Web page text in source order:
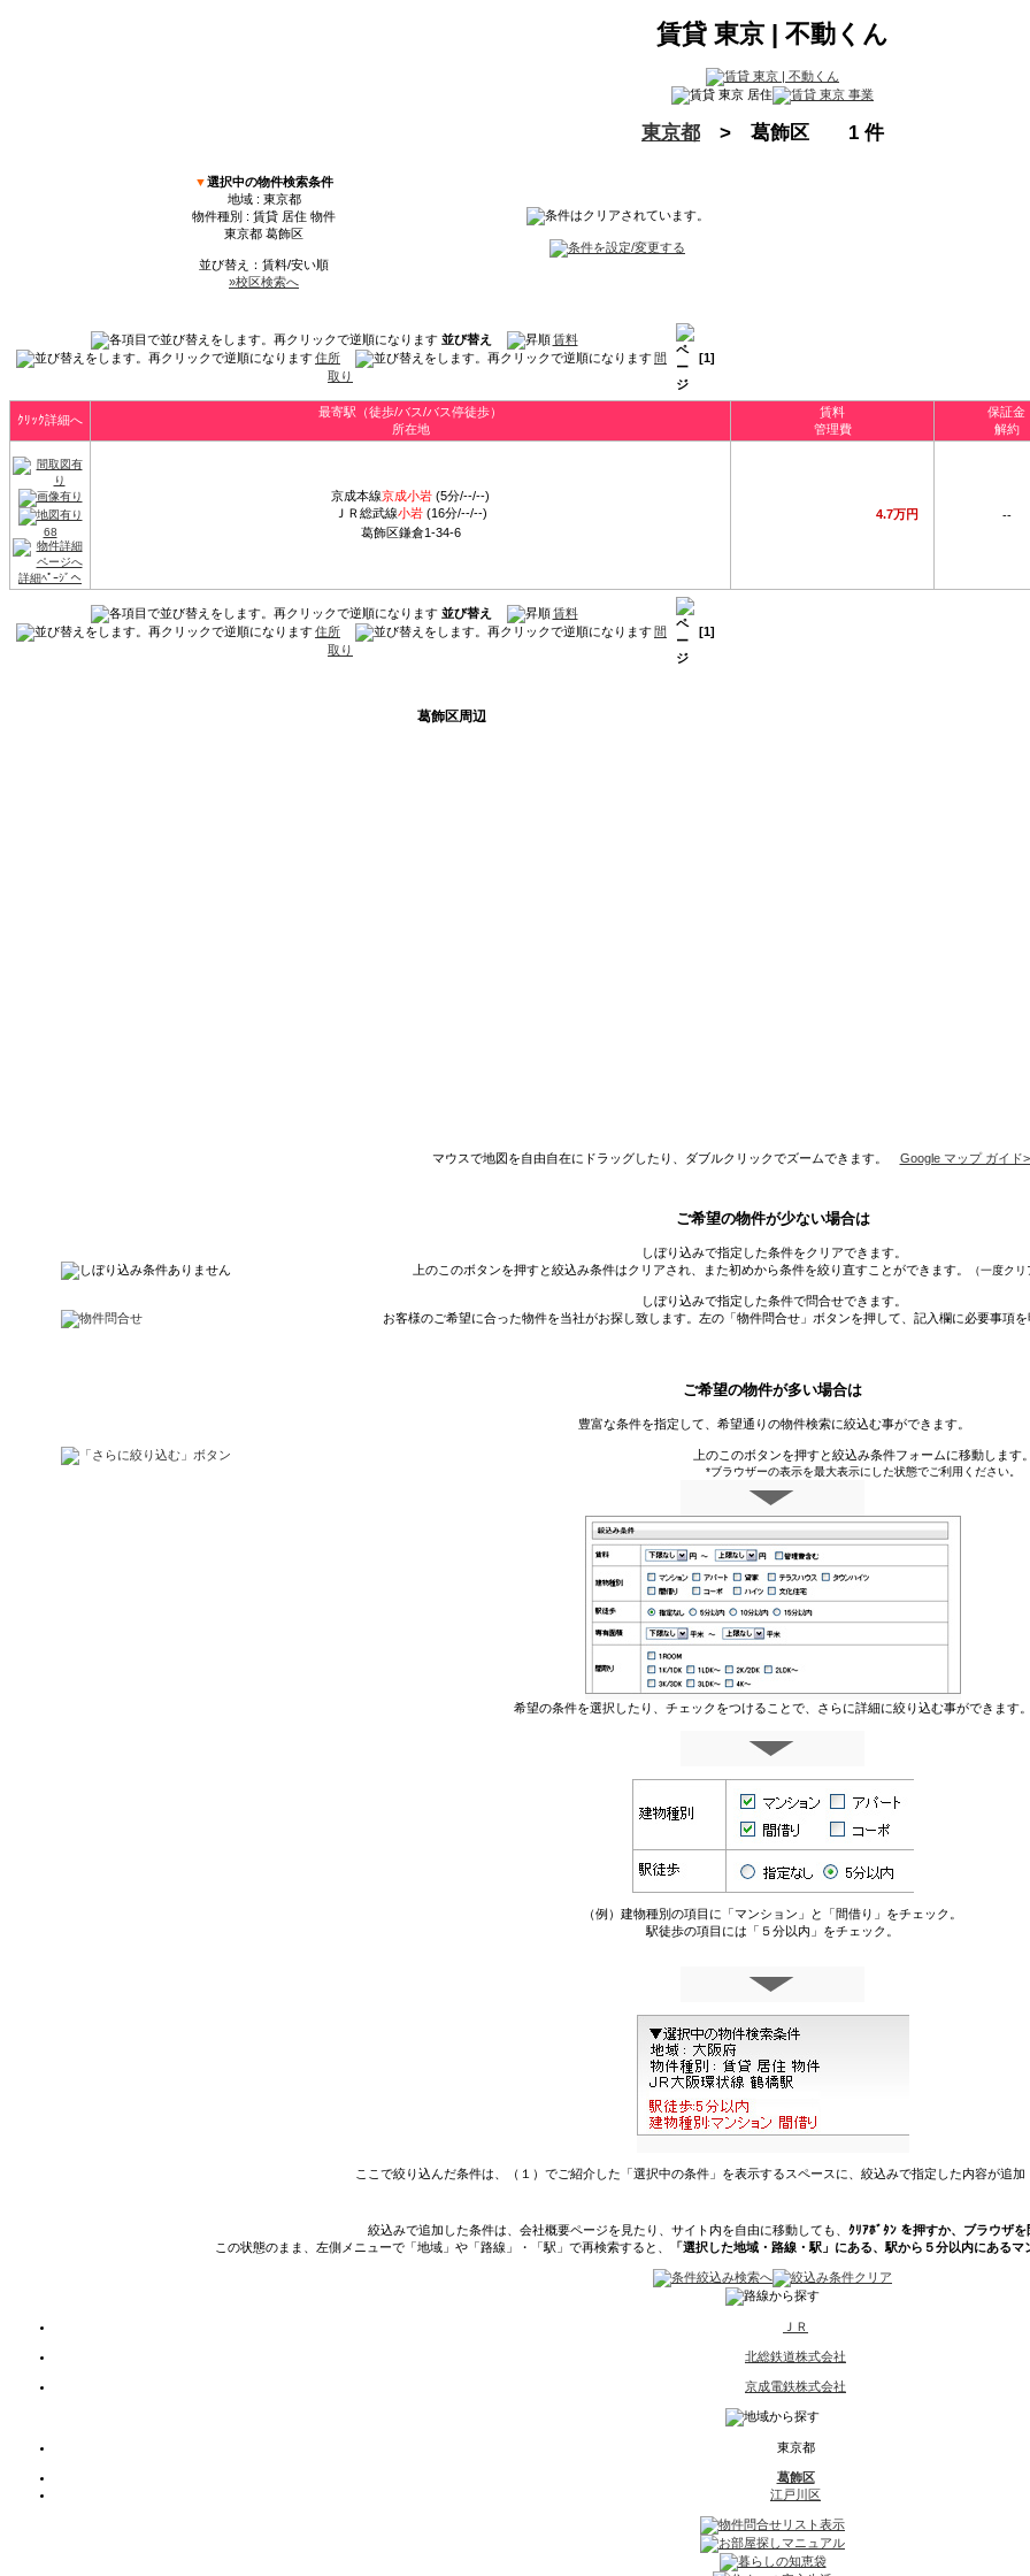
賃貸 東京 | 不動くん
東京都 > 葛飾区 1 件
▼選択中の物件検索条件
地域 : 東京都
物件種別 : 賃貸 居住 物件
東京都 葛飾区
並び替え：賃料/安い順
»校区検索へ
並び替え
賃料
住所
間
取り
ペ
ー
ジ
[1]
ｸﾘｯｸ詳細へ
最寄駅（徒歩/バス/バス停徒歩）
所在地
賃料
管理費
保証金
解約
68
詳細ﾍﾟｰｼﾞへ
京成本線京成小岩 (5分/--/--)
ＪＲ総武線小岩(16分/--/--)
葛飾区鎌倉1-34-6
4.7万円 --
並び替え
賃料
住所
間
取り
ペ
ー
ジ
[1]
マウスで地図を自由自在にドラッグしたり、ダブルクリックでズームできます。 Google マップ ガイド
ご希望の物件が少ない場合は
しぼり込みで指定した条件をクリアできます。
上のこのボタンを押すと絞込み条件はクリアされ、また初めから条件を絞り直すことができます。
（一度ク
しぼり込みで指定した条件で問合せできます。
お客様のご希望に合った物件を当社がお探し致します。左の「物件問合せ」ボタンを押して、記入欄に必要事項
ご希望の物件が多い場合は
豊富な条件を指定して、希望通りの物件検索に絞込む事ができます。
上のこのボタンを押すと絞込み条件フォームに移動します。
*ブラウザーの表示を最大表示にした状態でご利用ください。
希望の条件を選択したり、チェックをつけることで、さらに詳細に絞り込む事ができます。
（例）建物種別の項目に「マンション」と「間借り」をチェック。
駅徒歩の項目には「５分以内」をチェック。
ここで絞り込んだ条件は、（１）でご紹介した「選択中の条件」を表示するスペースに、絞込みで指定した内容が追加
絞込みで追加した条件は、会社概要ページを見たり、サイト内を自由に移動しても、 ｸﾘｱﾎﾞﾀﾝ を押すか、ブラウザを
この状態のまま、左側メニューで「地域」や「路線」・「駅」で再検索すると、
「選択した地域・路線・駅」にある、駅から５分以内にある
ＪＲ
北総鉄道株式会社
京成電鉄株式会社
東京都
葛飾区
江戸川区